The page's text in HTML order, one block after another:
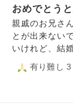
し、世の中の
店に入ってき
ルプマークを
ち悪い』と囁
私が発達障害
とぞっとする
す。 親友をそんなふうに思ってしまう自分は最低だし忙し
いのも当たり
私はそんな子
渡しに行くに
い…
私相手には「
が話しかけて
のはいいけど
グを見計らっ
んが、「それ
おめでとう
親戚のお兄さ
とが出来ないです。 お兄さんのお母さんは
いけれど、結
来ない人を選
ちは聞かない
有り難し 3